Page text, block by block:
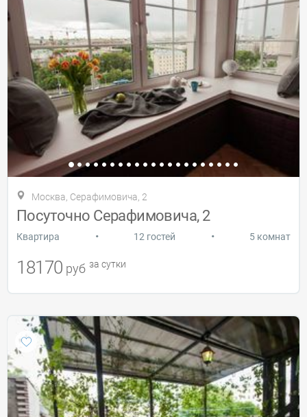
Москва, Серафимовича, 2
Посуточно Серафимовича, 2
Квартира • 12 гостей • 5 комнат
18170 руб за сутки